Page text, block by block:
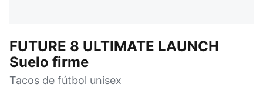
FUTURE 8 ULTIMATE LAUNCH
Suelo firme
Tacos de fútbol unisex